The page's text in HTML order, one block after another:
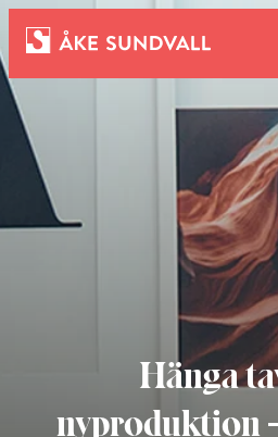
Bostäder
Lokaler och
Entreprenad
Kontakt
Hänga
nyproduktion